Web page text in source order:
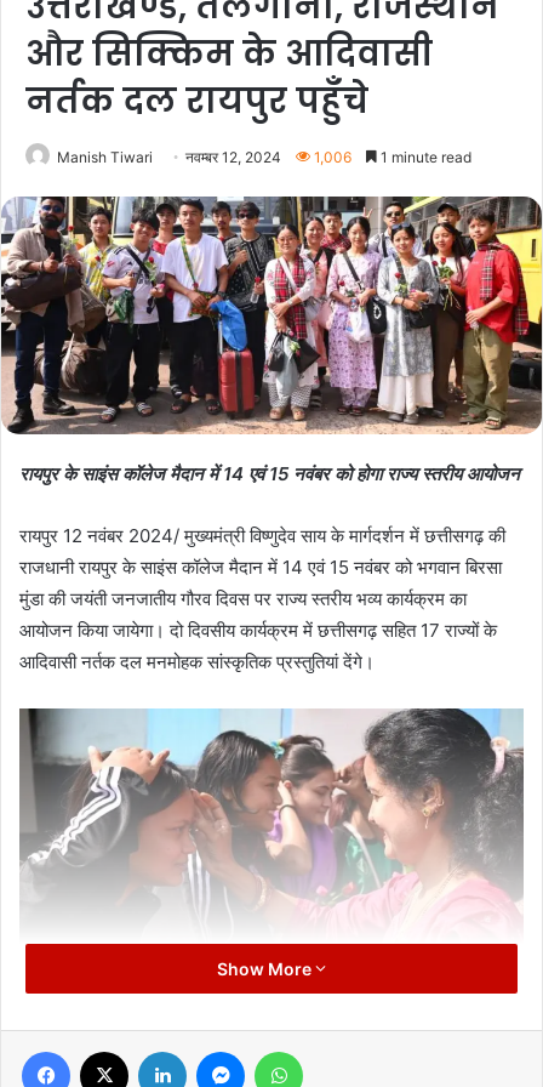
और सिक्किम के आदिवासी
नर्तक दल रायपुर पहुँचे
Manish Tiwari नवम्बर 12, 2024 1,006 1 minute read
रायपुर के साइंस कॉलेज मैदान में 14 एवं 15 नवंबर को होगा राज्य स्तरीय आयोजन
रायपुर 12 नवंबर 2024/ मुख्यमंत्री विष्णुदेव साय के मार्गदर्शन में छत्तीसगढ़ की
राजधानी रायपुर के साइंस कॉलेज मैदान में 14 एवं 15 नवंबर को भगवान बिरसा
मुंडा की जयंती जनजातीय गौरव दिवस पर राज्य स्तरीय भव्य कार्यक्रम का
आयोजन किया जायेगा। दो दिवसीय कार्यक्रम में छत्तीसगढ़ सहित 17 राज्यों के
आदिवासी नर्तक दल मनमोहक सांस्कृतिक प्रस्तुतियां देंगे।
Show More
Facebook LinkedIn Messenger